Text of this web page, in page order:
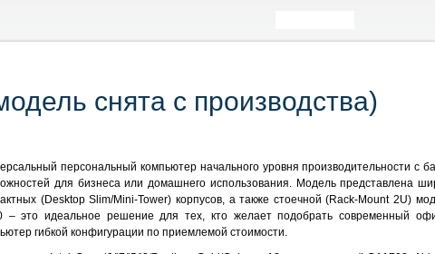
снята с производства)
персональный компьютер начального уровня производительности с
для бизнеса или домашнего использования. Модель представлена
(Desktop Slim/Mini-Tower) корпусов, а также стоечной (Rack-Mount 2U)
– это идеальное решение для тех, кто желает подобрать современный
гибкой конфигурации по приемлемой стоимости.